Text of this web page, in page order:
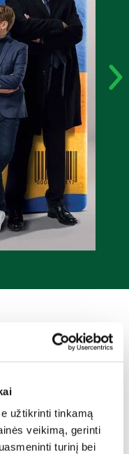
užtikrinti tinkamą
veikimą, gerinti
turinį bei